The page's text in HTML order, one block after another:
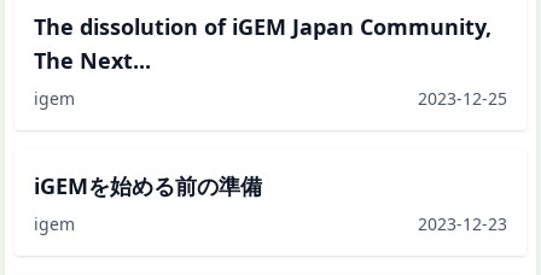
The dissolution of iGEM Japan Community,
The Next...
igem 2023-12-25
iGEMを始める前の準備
igem 2023-12-23